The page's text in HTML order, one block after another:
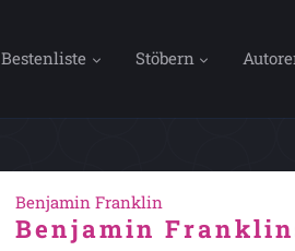
Bestenliste Stöbern
Benjamin Franklin
Benjamin